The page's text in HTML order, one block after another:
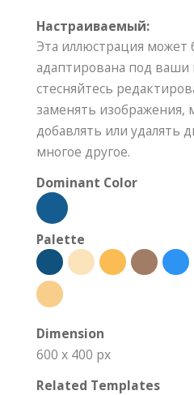
Настраиваемый:
Эта иллюстрация может
адаптирована под
стесняйтесь
заменять изображения,
добавлять или удалять
многое другое.
Dominant Color
Palette
Dimension
600 x 400 px
Related Templates